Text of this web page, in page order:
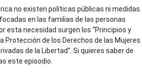
no existen políticas públicas ni medidas
en las familias de las personas
esta necesidad surgen los “Principios y
Protección de los Derechos de las Mujeres
de la Libertad”. Si quieres saber de
este episodio.